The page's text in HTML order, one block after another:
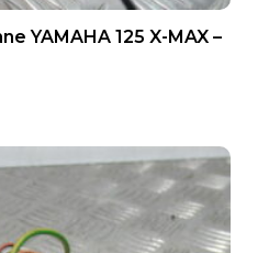
YAMAHA 125 X-MAX –